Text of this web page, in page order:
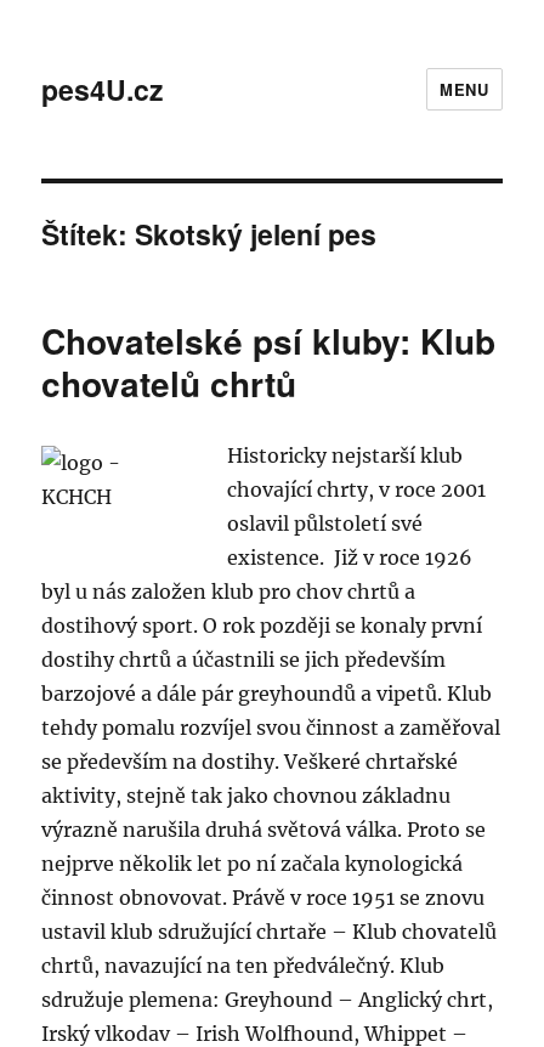
pes4U.cz MENU
Štítek:Skotský jelení pes
Chovatelské psí kluby: Klub
chovatelů chrtů
Historicky nejstarší klub
chovající chrty, v roce 2001
oslavil půlstoletí své
existence. Již v roce 1926
byl u nás založen klub pro chov chrtů a
dostihový sport. O rok později se konaly první
dostihy chrtů a účastnili se jich především
barzojové a dále pár greyhoundů a vipetů. Klub
tehdy pomalu rozvíjel svou činnost a zaměřoval
se především na dostihy. Veškeré chrtařské
aktivity, stejně tak jako chovnou základnu
výrazně narušila druhá světová válka. Proto se
nejprve několik let po ní začala kynologická
činnost obnovovat. Právě v roce 1951 se znovu
ustavil klub sdružující chrtaře – Klub chovatelů
chrtů, navazující na ten předválečný. Klub
sdružuje plemena: Greyhound – Anglický chrt,
Irský vlkodav – Irish Wolfhound, Whippet –